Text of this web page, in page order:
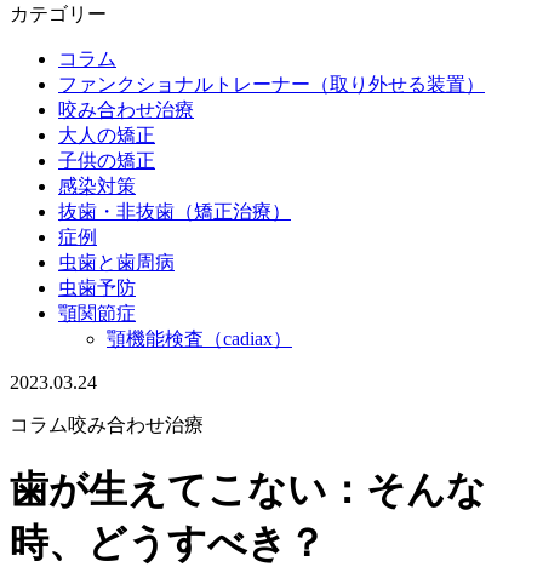
カテゴリー
コラム
ファンクショナルトレーナー（取り外せる装置）
咬み合わせ治療
大人の矯正
子供の矯正
感染対策
抜歯・非抜歯（矯正治療）
症例
虫歯と歯周病
虫歯予防
顎関節症
顎機能検査（cadiax）
2023.03.24
コラム咬み合わせ治療
歯が生えてこない：そんな
時、どうすべき？